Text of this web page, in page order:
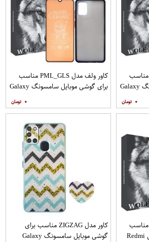
کاور ولف مدل PML_GLS مناسب
برای گوشی موبایل سامسونگ Galaxy
۰
کاور ولف مدل PML_GLS مناسب
برای گوشی موبایل سامسونگ Galaxy
مات
۰
کاور ولف مدل PML_GLS مناسب
برای گوشی موبایل شیائومی Redmi
کاور مدل ZIGZAG مناسب برای
گوشی موبایل سامسونگ Galaxy